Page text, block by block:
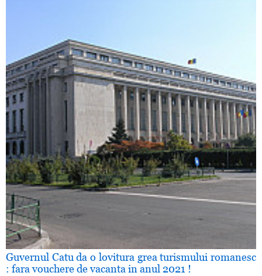
Guvernul Catu da o lovitura grea turismului romanesc
: fara vouchere de vacanta in anul 2021 !